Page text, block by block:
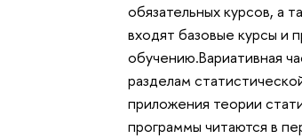
обязательных курсов, а
входят базовые курсы и
обучению.Вариативная
разделам
приложения теории
программы читаются в